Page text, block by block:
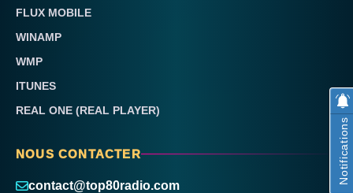
FLUX MOBILE
WINAMP
WMP
ITUNES
REAL ONE (REAL PLAYER)
NOUS CONTACTER
contact@top80radio.com
Notifications